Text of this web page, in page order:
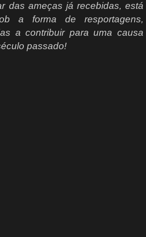
das ameças já recebidas, está
a forma de resportagens,
a contribuir para uma causa
passado!